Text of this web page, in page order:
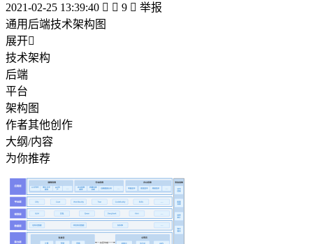
2021-02-25 13:39:40   9  举报
通用后端技术架构图
展开
技术架构
后端
平台
架构图
作者其他创作
大纲/内容
为你推荐